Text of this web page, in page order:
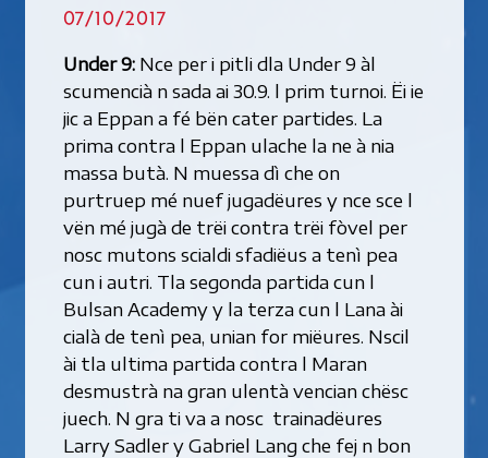
07/10/2017
Under 9:Nce per i pitli dla Under 9 àl
scumencià n sada ai 30.9. l prim turnoi. Ëi ie
jic a Eppan a fé bën cater partides. La
prima contra l Eppan ulache la ne à nia
massa butà. N muessa dì che on
purtruep mé nuef jugadëures y nce sce l
vën mé jugà de trëi contra trëi fòvel per
nosc mutons scialdi sfadiëus a tenì pea
cun i autri. Tla segonda partida cun l
Bulsan Academy y la terza cun l Lana ài
cialà de tenì pea, unian for miëures. Nscil
ài tla ultima partida contra l Maran
desmustrà na gran ulentà vencian chësc
juech. N gra ti va a nosc trainadëures
Larry Sadler y Gabriel Lang che fej n bon